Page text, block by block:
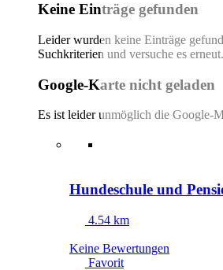
Keine Einträge gefunden
Leider wurden keine Einträge
Suchkriterien und versuche es erneut.
Google-Karte nicht geladen
Es ist leider unmöglich die Google-
Hundeschule und
4.54 km
Keine Bewertungen
Favorit